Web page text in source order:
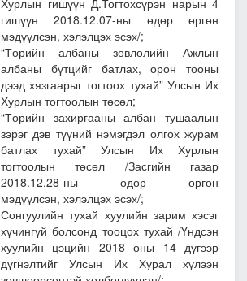
Хурлын гишүүн Д.Тогтохсүрэн нарын 4
гишүүн 2018.12.07-ны өдөр өргөн
мэдүүлсэн, хэлэлцэх эсэх/;
“Төрийн албаны зөвлөлийн Ажлын
албаны бүтцийг батлах, орон тооны
дээд хязгаарыг тогтоох тухай” Улсын Их
Хурлын тогтоолын төсөл;
“Төрийн захиргааны албан тушаалын
зэрэг дэв түүний нэмэгдэл олгох журам
батлах тухай” Улсын Их Хурлын
тогтоолын төсөл /Засгийн газар
2018.12.28-ны өдөр өргөн
мэдүүлсэн, хэлэлцэх эсэх/;
Сонгуулийн тухай хуулийн зарим хэсэг
хүчингүй болсонд тооцох тухай /Үндсэн
хуулийн цэцийн 2018 оны 14 дүгээр
дүгнэлтийг Улсын Их Хурал хүлээн